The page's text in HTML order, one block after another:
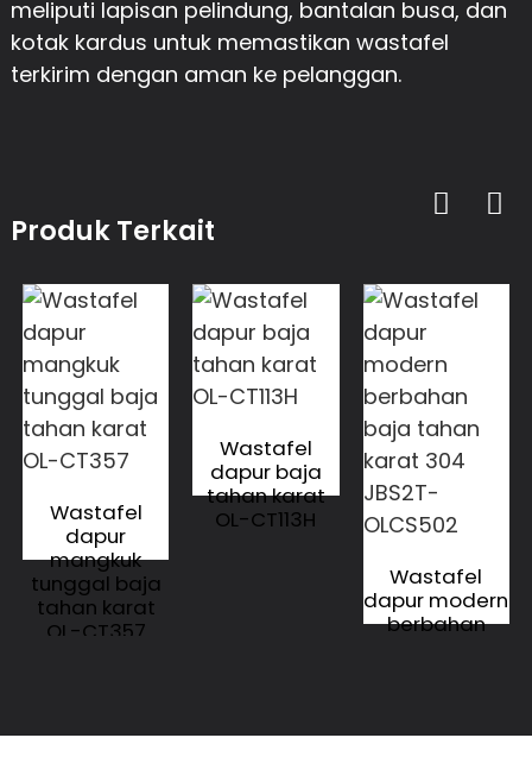
meliputi lapisan pelindung, bantalan busa, dan
kotak kardus untuk memastikan wastafel
terkirim dengan aman ke pelanggan.
Produk Terkait
Wastafel
dapur
mangkuk
tunggal baja
tahan karat
OL-CT357
Wastafel
dapur baja
tahan karat
OL-CT113H
Wastafel
dapur modern
berbahan